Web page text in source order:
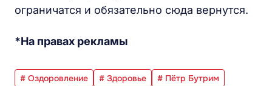
ограничатся и обязательно сюда вернутся.
*На правах рекламы
# Оздоровление # Здоровье
# Пётр Бутрим